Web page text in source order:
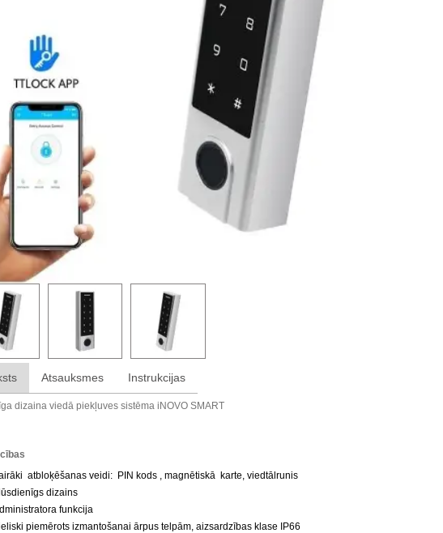
atslēga (saglabājot
spēku durvīm līdz 350kg)
Atsauksmes Instrukcijas
dizaina viedā piekļuves sistēma iNOVO SMART
atbloķēšanas veidi: PIN kods , magnētiskā karte, viedtālrunis
dizains
funkcija
piemērots izmantošanai ārpus telpām, aizsardzības klase IP66